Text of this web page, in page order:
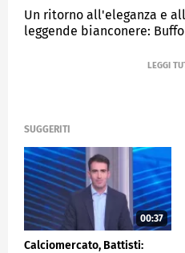
Un ritorno all'eleganza e
leggende bianconere:
SUGGERITI
00:37
Calciomercato, Battisti: